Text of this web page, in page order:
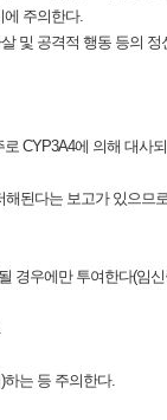
에 주의한다.
및 공격적 행동 등의
CYP3A4에 의해 대사
된다는 보고가 있으
경우에만 투여한다(임
하는 등 주의한다.